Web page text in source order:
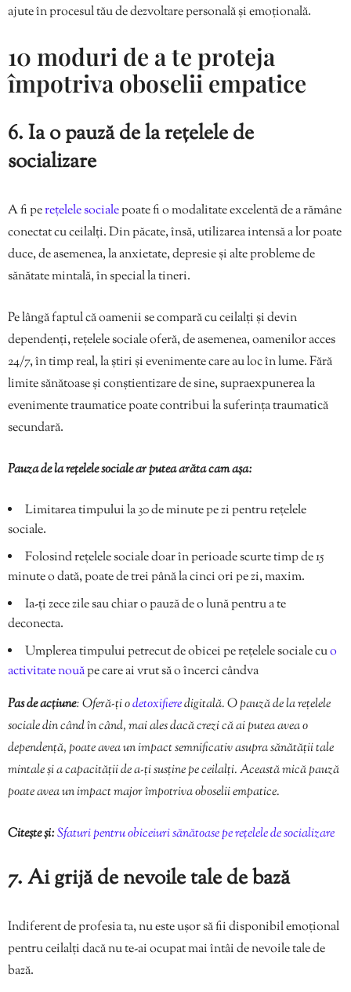
ajute în procesul tău de dezvoltare personală și emoțională.
10 moduri de a te proteja
împotriva oboselii empatice
6. Ia o pauză de la rețelele de
socializare
A fi perețelele socialepoate fi o modalitate excelentă de a rămâne
conectat cu ceilalți. Din păcate, însă, utilizarea intensă a lor poate
duce, de asemenea, la anxietate, depresie și alte probleme de
sănătate mintală, în special la tineri.
Pe lângă faptul că oamenii se compară cu ceilalți și devin
dependenți, rețelele sociale oferă, de asemenea, oamenilor acces
24/7, în timp real, la știri și evenimente care au loc în lume. Fără
limite sănătoase și conștientizare de sine, supraexpunerea la
evenimente traumatice poate contribui la suferința traumatică
secundară.
Pauza de la rețelele sociale ar putea arăta cam așa:
Limitarea timpului la 30 de minute pe zi pentru rețelele
sociale.
Folosind rețelele sociale doar în perioade scurte timp de 15
minute o dată, poate de trei până la cinci ori pe zi, maxim.
Ia-ți zece zile sau chiar o pauză de o lună pentru a te
deconecta.
Umplerea timpului petrecut de obicei pe rețelele sociale cuo
activitate nouăpe care ai vrut să o încerci cândva
Pas de acțiune: Oferă-ți odetoxifieredigitală. O pauză de la rețelele
sociale din când în când, mai ales dacă crezi că ai putea avea o
dependență, poate avea un impact semnificativ asupra sănătății tale
mintale și a capacității de a-ți susține pe ceilalți. Această mică pauză
poate avea un impact major împotriva oboselii empatice.
Citește și:Sfaturi pentru obiceiuri sănătoase pe rețelele de socializare
7. Ai grijă de nevoile tale de bază
Indiferent de profesia ta, nu este ușor să fii disponibil emoțional
pentru ceilalți dacă nu te-ai ocupat mai întâi de nevoile tale de
bază.